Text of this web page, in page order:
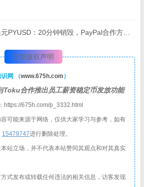
文章版权声明
识网 （www.675h.com ）
Toku合作推出员工薪资稳定币发放功能
：https://675h.com/p_3332.html
可能来源于网络，仅供大家学习与参考，如有
15479747进行删除处理。
站立场，并不代表本站赞同其观点和对其真实
式发布或转载任何违法的相关信息，访客发现